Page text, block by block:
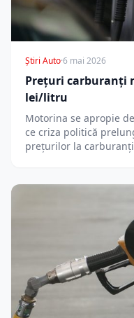
Știri Auto·6 mai 2026
Prețuri carburanți
lei/litru
Motorina se apropie
ce criza politică
prețurilor la